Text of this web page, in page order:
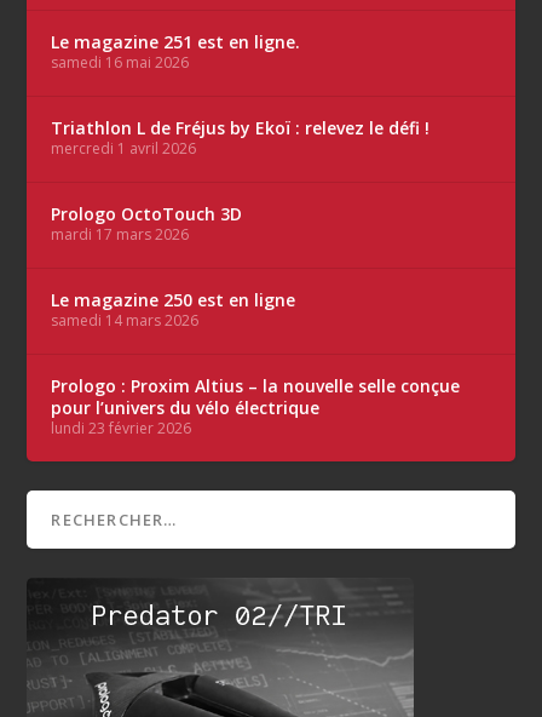
Le magazine 251 est en ligne.
samedi 16 mai 2026
Triathlon L de Fréjus by Ekoï : relevez le défi !
mercredi 1 avril 2026
Prologo OctoTouch 3D
mardi 17 mars 2026
Le magazine 250 est en ligne
samedi 14 mars 2026
Prologo : Proxim Altius – la nouvelle selle conçue
pour l’univers du vélo électrique
lundi 23 février 2026